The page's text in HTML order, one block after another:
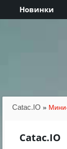
Новинки
Catac.IO »
Catac.IO